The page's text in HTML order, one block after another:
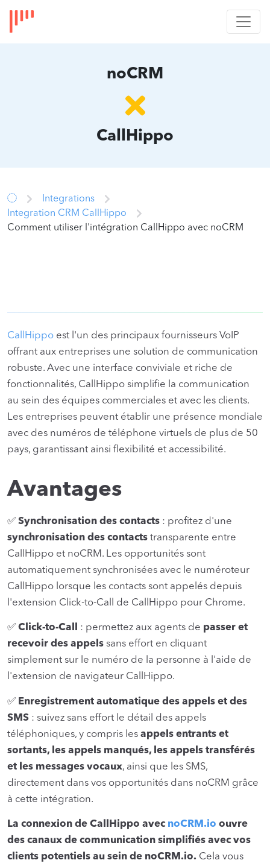
noCRM
CallHippo
Integrations
Integration CRM CallHippo
Comment utiliser l'intégration CallHippo avec noCRM
CallHippo est l'un des principaux fournisseurs VoIP
offrant aux entreprises une solution de communication
robuste. Avec une interface conviviale et riche de
fonctionnalités, CallHippo simplifie la communication
au sein des équipes commerciales et avec les clients.
Les entreprises peuvent établir une présence mondiale
avec des numéros de téléphone virtuels de plus de 50
pays, garantissant ainsi flexibilité et accessibilité.
Avantages
✅ Synchronisation des contacts : profitez d'une
synchronisation des contacts transparente entre
CallHippo et noCRM. Les opportunités sont
automatiquement synchronisées avec le numéroteur
CallHippo lorsque les contacts sont appelés depuis
l'extension Click-to-Call de CallHippo pour Chrome.
✅ Click-to-Call : permettez aux agents de passer et
recevoir des appels sans effort en cliquant
simplement sur le numéro de la personne à l'aide de
l'extension de navigateur CallHippo.
✅ Enregistrement automatique des appels et des
SMS : suivez sans effort le détail des appels
téléphoniques, y compris les appels entrants et
sortants, les appels manqués, les appels transférés
et les messages vocaux, ainsi que les SMS,
directement dans vos opportunités dans noCRM grâce
à cette intégration.
La connexion de CallHippo avec noCRM.io ouvre
des canaux de communication simplifiés avec vos
clients potentiels au sein de noCRM.io. Cela vous